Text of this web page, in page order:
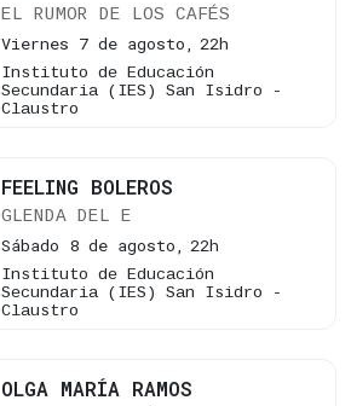
EL RUMOR DE LOS CAFÉS
Viernes 7 de agosto, 22h
Instituto de Educación
Secundaria (IES) San Isidro -
Claustro
FEELING BOLEROS
GLENDA DEL E
Sábado 8 de agosto, 22h
Instituto de Educación
Secundaria (IES) San Isidro -
Claustro
OLGA MARÍA RAMOS